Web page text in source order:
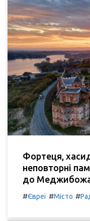
Фортеця,
неповторні
до Меджибожа
#Євреї #Місто #